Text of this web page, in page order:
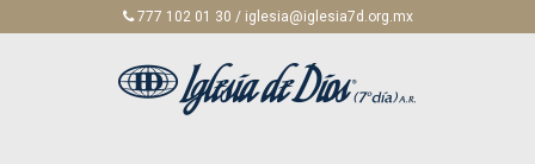
777 102 01 30 / iglesia@iglesia7d.org.mx